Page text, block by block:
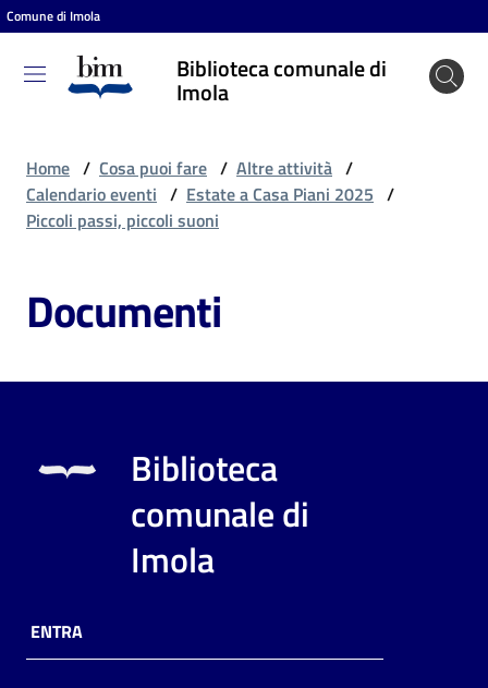
Vai al contenuto
Vai alla navigazione
Vai al footer
Comune di Imola
Biblioteca comunale di
Imola
Biblioteca
comunale
Cosa
fare
Scopri
online
Home / Cosa puoi fare / Altre attività /
Calendario eventi / Estate a Casa Piani 2025 /
Piccoli passi, piccoli suoni
Documenti
Biblioteca
comunale di
Imola
ENTRA